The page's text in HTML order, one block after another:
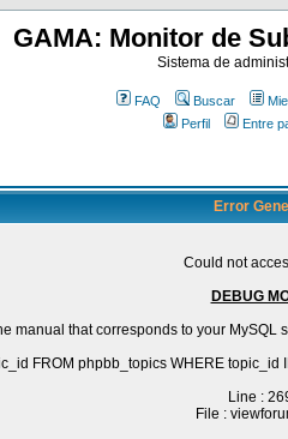
GAMA: Monitor de
Sistema de
FAQ Buscar
Perfil
Entre
Error
Could not
DEBUG
manual that corresponds to your
FROM phpbb_topics WHERE
Line :
File :